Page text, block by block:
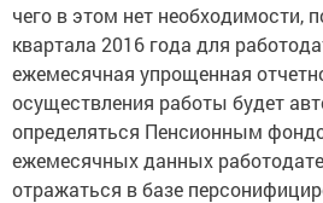
чего в этом нет необходимости,
квартала 2016 года для
ежемесячная упрощенная
осуществления работы будет
определяться Пенсионным
ежемесячных данных
отражаться в базе